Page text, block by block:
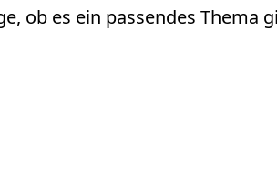
ob es ein passendes Thema